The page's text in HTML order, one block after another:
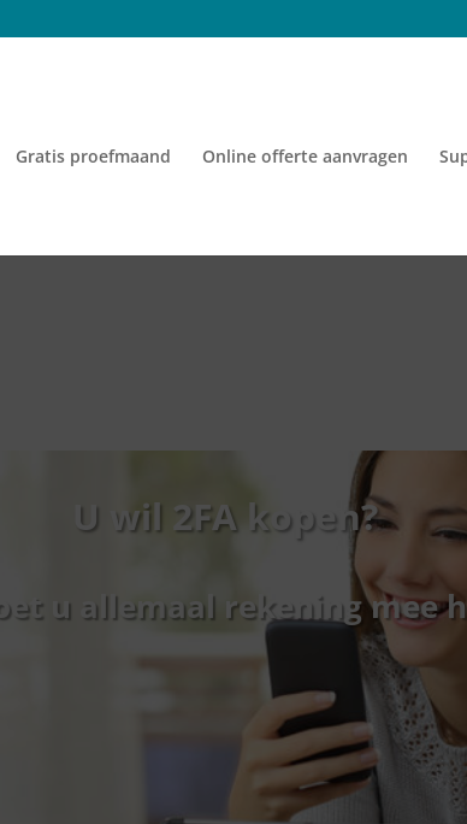
Gratis proefmaand Online offerte aanvragen
U wil 2FA kopen?
u allemaal rekening mee